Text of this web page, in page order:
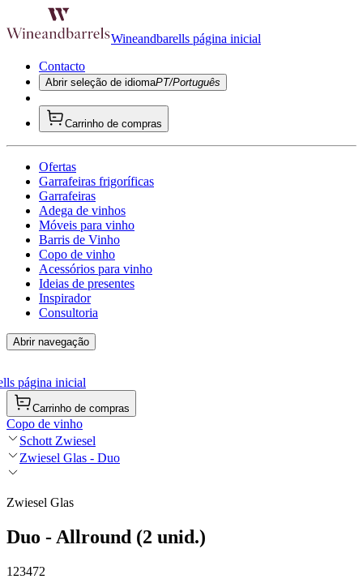
Wineandbarells página inicial
Contacto
Abrir seleção de idiomaPT/Português
Carrinho de compras
Ofertas
Garrafeiras frigoríficas
Garrafeiras
Adega de vinhos
Móveis para vinho
Barris de Vinho
Copo de vinho
Acessórios para vinho
Ideias de presentes
Inspirador
Consultoria
Abrir navegação
página inicial
Carrinho de compras
Copo de vinho
Schott Zwiesel
Zwiesel Glas - Duo
Zwiesel Glas
Duo - Allround (2 unid.)
123472